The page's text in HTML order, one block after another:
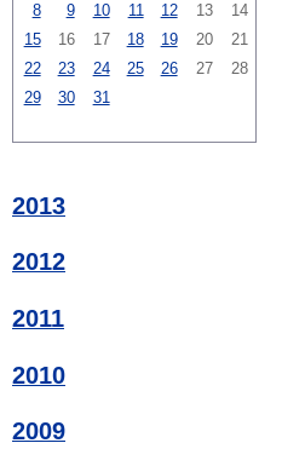
8
9 10 11 12 13
14
15
16 17 18 19 20
21
22
23 24 25 26 27
28
29
30 31
2013
2012
2011
2010
2009